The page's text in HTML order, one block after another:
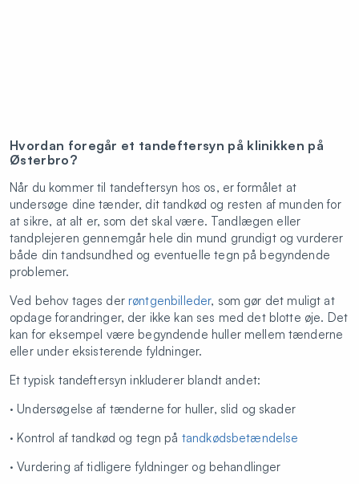
Hvordan foregår et tandeftersyn på klinikken på
Østerbro?
Når du kommer til tandeftersyn hos os, er formålet at
undersøge dine tænder, dit tandkød og resten af munden for
at sikre, at alt er, som det skal være. Tandlægen eller
tandplejeren gennemgår hele din mund grundigt og vurderer
både din tandsundhed og eventuelle tegn på begyndende
problemer.
Ved behov tages derrøntgenbilleder, som gør det muligt at
opdage forandringer, der ikke kan ses med det blotte øje. Det
kan for eksempel være begyndende huller mellem tænderne
eller under eksisterende fyldninger.
Et typisk tandeftersyn inkluderer blandt andet:
· Undersøgelse af tænderne for huller, slid og skader
· Kontrol af tandkød og tegn på tandkødsbetændelse
· Vurdering af tidligere fyldninger og behandlinger